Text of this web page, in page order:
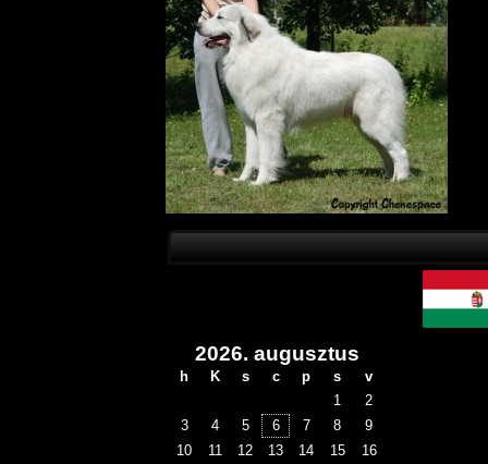
2026. augusztus
h K s c p s
v
1
2
3
4 5 6 7 8
9
10
11 12 13 14 15
16